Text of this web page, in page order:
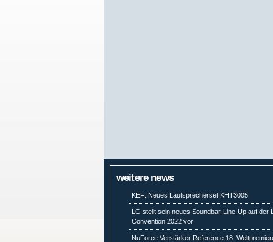
weitere news
KEF: Neues Lautsprecherset KHT3005
LG stellt sein neues Soundbar-Line-Up auf der
Convention 2022 vor
NuForce Verstärker Reference 18: